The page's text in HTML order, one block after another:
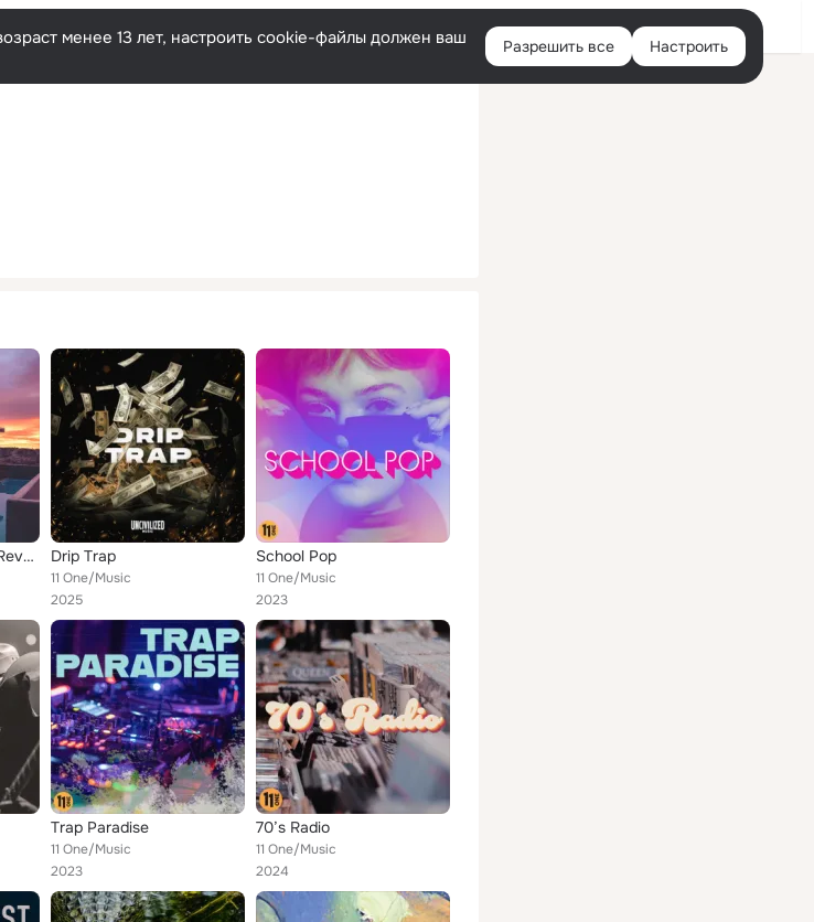
Русский Войти
менее 13 лет, настроить cookie-файлы должен ваш
Разрешить все Настроить
Dream Home vol. 2 - Reveal Drip Trap
11 One/Music
2025
School Pop
11 One/Music
2023
Trap Paradise
11 One/Music
2023
70’s Radio
11 One/Music
2024